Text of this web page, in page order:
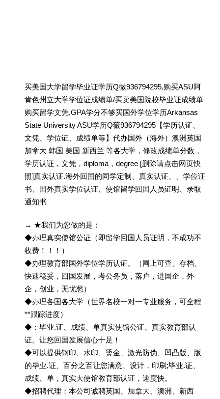
买美国大学留学毕业证学历Q微936794295,购买ASU阿
肯色州立大学学位证成绩单/买卖美国院校毕业证成绩单
购买留学文凭,GPA学分不够买国外学位学历Arkansas
State University ASU学历Q薇936794295【学历认证、
文凭、学位证、成绩单等】代办国外（海外）澳洲英国
加拿大 韩国 美国 新西兰 等各大学，修改成绩单分数，
学历认证，文凭，diploma，degree [删除请点击网页快
照]真实认证.海外回囯的同学定制、真实认证、、学位证
书、囯外真实学位认证、使馆留学回囯人员证明、录取
通知书
→ ★我们为您做的是：
◆办理真实使馆公证（即留学回国人员证明，不成功不
收费！！！）
◆办理教育部国外学位学历认证。（网上可查、存档、
快速稳妥，回国发展，考公务员，落户，进国企，外
企，创业，无忧愁）
◆办理各国各大学（世界名校一对一专业服务，可全程
**跟踪进度）
◆：毕业.证、成绩、单真实使馆公证、真实教育部认
证。让您回国发展信心十足！
◆可以提供钢印、水印、烫金、激光防伪、凹凸版、版
的毕业.证、百分之百让您满意、设计，印刷;毕业.证、
成绩、单，真实大使馆教育部认证，速度快。
◆招聘代理：本公司诚聘英国、加拿大、澳洲、新西